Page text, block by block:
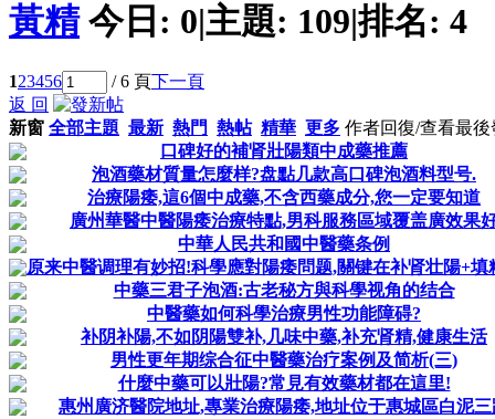
黃精 今日: 0|主題: 109|排名: 4
123456 / 6 頁下一頁
返 回
新窗 全部主題 最新 熱門 熱帖 精華 更多 作者回復/查看最後
口碑好的補肾壯陽類中成藥推薦
泡酒藥材質量怎麼样?盘點几款高口碑泡酒料型号.
治療陽痿,這6個中成藥,不含西藥成分,您一定要知道
廣州華醫中醫陽痿治療特點,男科服務區域覆盖廣效果
中華人民共和國中醫藥条例
原来中醫调理有妙招!科學應對陽痿問题,關键在补肾壮陽+填
中藥三君子泡酒:古老秘方與科學视角的结合
中醫藥如何科學治療男性功能障碍?
补阴补陽,不如阴陽雙补,几味中藥,补充肾精,健康生活
男性更年期综合征中醫藥治疗案例及简析(三)
什麼中藥可以壯陽?常見有效藥材都在這里!
惠州廣济醫院地址,專業治療陽痿,地址位于惠城區白泥三